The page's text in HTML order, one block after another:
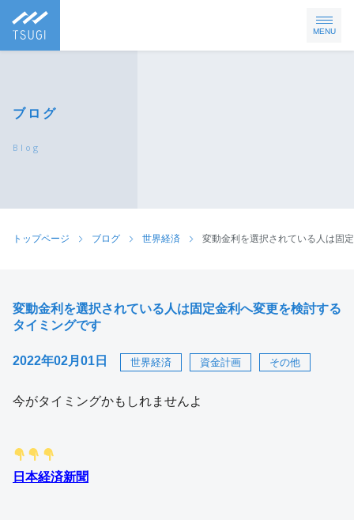
MENU
ブログ
Blog
トップページ ブログ 世界経済 変動金利を選択されている人は固
変動金利を選択されている人は固定金利へ変更を検討する
タイミングです
2022年02月01日 世界経済 資金計画 その他
今がタイミングかもしれませんよ
日本経済新聞